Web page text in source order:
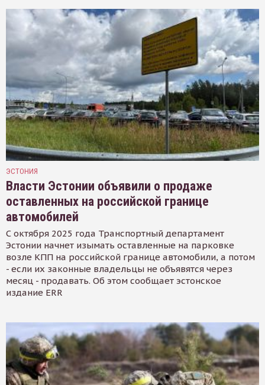
ЭСТОНИЯ
Власти Эстонии объявили о продаже
оставленных на российской границе
автомобилей
С октября 2025 года Транспортный департамент
Эстонии начнет изымать оставленные на парковке
возле КПП на российской границе автомобили, а потом
- если их законные владельцы не объявятся через
месяц - продавать. Об этом сообщает эстонское
издание ERR